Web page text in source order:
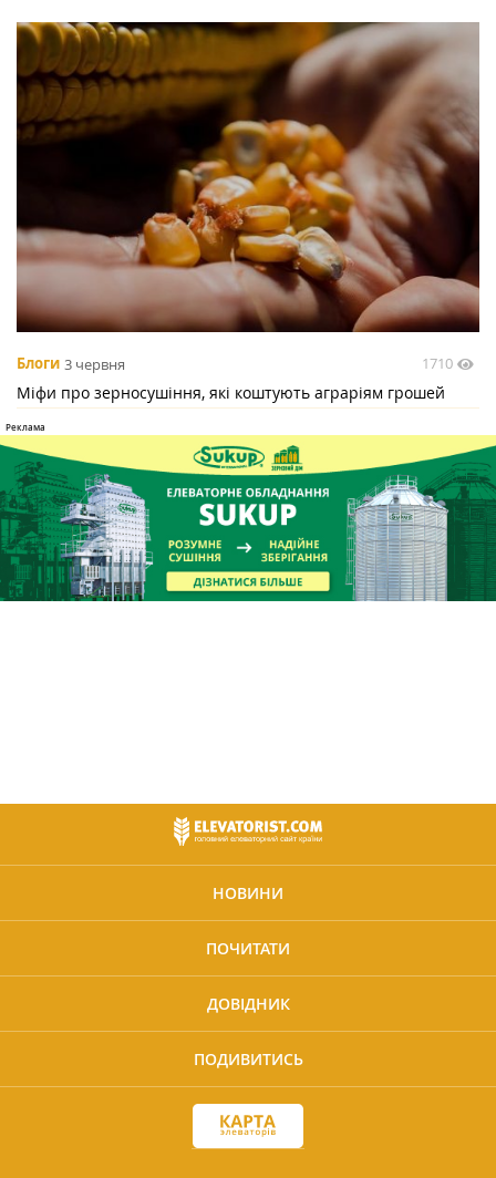
Блоги 3 червня 1710
Міфи про зерносушіння, які коштують аграріям грошей
НОВИНИ
ПОЧИТАТИ
ДОВІДНИК
ПОДИВИТИСЬ